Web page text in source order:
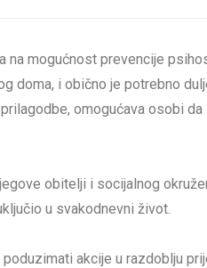
na mogućnost prevencije
doma, i obično je potrebno
omogućava osobi
obitelji i socijalnog
u svakodnevni život.
akcije u razdoblju